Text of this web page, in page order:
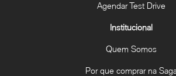
Agendar Test Drive
Institucional
Quem Somos
Por que comprar na